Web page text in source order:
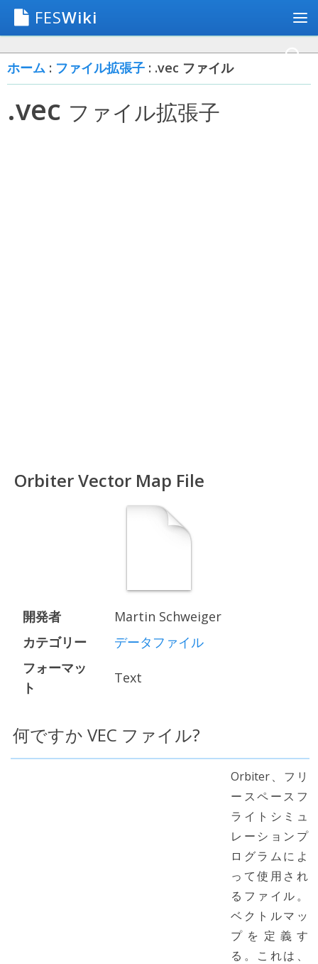
FESWiki
ホーム : ファイル拡張子 : .vec ファイル
.vec ファイル拡張子
Orbiter Vector Map File
開発者
Martin Schweiger
カテゴリー
データファイル
フォーマッ
ト
Text
何ですか VEC ファイル?
Orbiter、フリ
ースペースフ
ライトシミュ
レーションプ
ログラムによ
って使用され
るファイル。
ベクトルマッ
プを定義す
る。これは、